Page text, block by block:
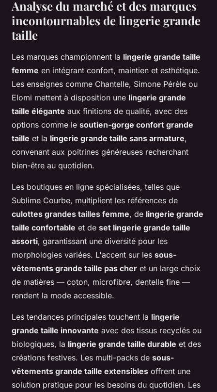
Analyse du marché et des marques
incontournables de lingerie grande
taille
Les marques championnent la lingerie grande taille
femme en intégrant confort, maintien et esthétique.
Les enseignes comme Chantelle, Simone Pérèle ou
Elomi mettent à disposition une lingerie grande
taille élégante aux finitions de qualité, avec des
options comme le soutien-gorge confort grande
taille et la lingerie grande taille sans armature,
convenant aux poitrines généreuses recherchant
bien-être au quotidien.
Les boutiques en ligne spécialisées, telles que
Sublime Courbe, multiplient les références de
culottes grandes tailles femme, de lingerie grande
taille confortable et de set lingerie grande taille
assorti, garantissant une diversité pour les
morphologies variées. L'accent sur les sous-
vêtements grande taille pas cher et un large choix
de matières — coton, microfibre, dentelle fine —
rendent la mode accessible.
Les tendances principales touchent la lingerie
grande taille innovante avec des tissus recyclés ou
biologiques, la lingerie grande taille durable et des
créations festives. Les multi-packs de sous-
vêtements grande taille extensibles offrent une
solution pratique pour les besoins du quotidien. Les